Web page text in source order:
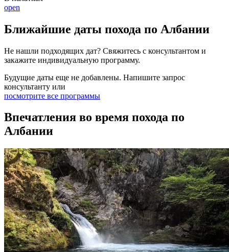
open
Ближайшие даты похода по Албании
Не нашли подходящих дат? Свяжитесь с консультантом и
закажите индивидуальную программу.
Будущие даты еще не добавлены. Напишите запрос
консультанту или
посмотрите все программы
Впечатления во время похода по
Албании